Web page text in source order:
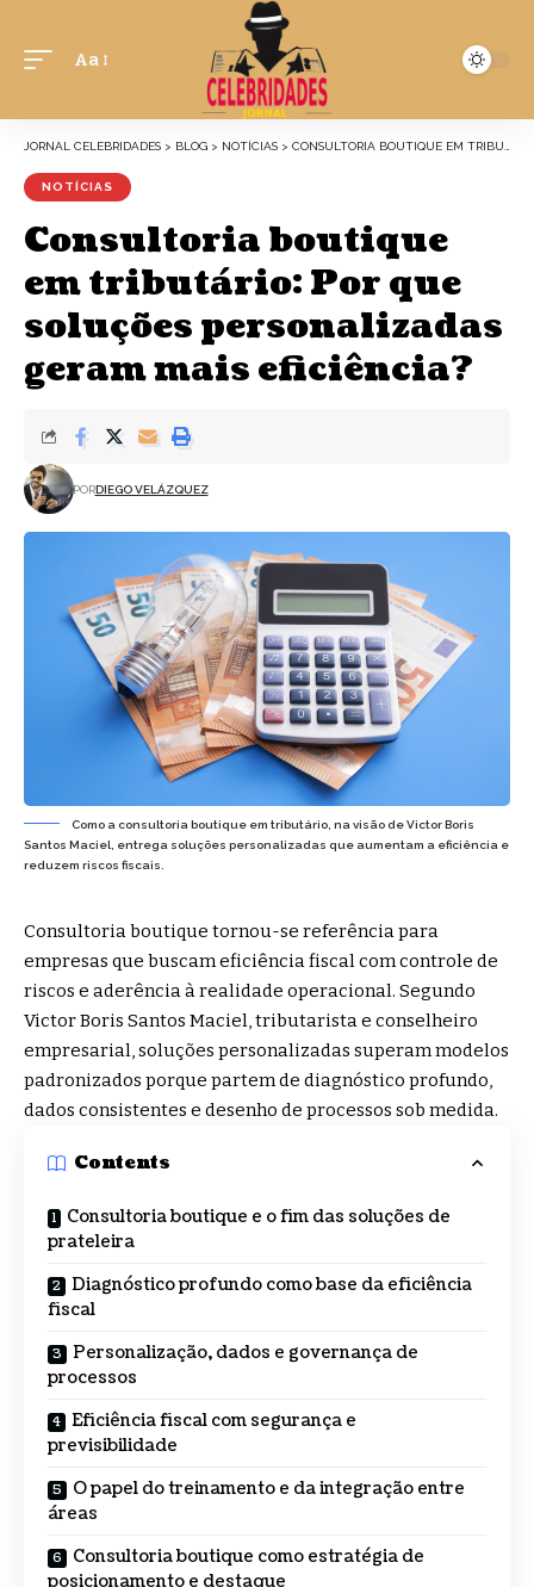
Aa
JORNAL CELEBRIDADES > BLOG > NOTÍCIAS > CONSULTORIA BOUTIQUE EM TRIBUTÁRIO: POR QUE SOLUÇÕES PERSONALIZADAS GERAM MAIS EFICIÊNCIA?
NOTÍCIAS
Consultoria boutique
em tributário: Por que
soluções personalizadas
geram mais eficiência?
PORDIEGO VELÁZQUEZ
Como a consultoria boutique em tributário, na visão de Victor Boris
Santos Maciel, entrega soluções personalizadas que aumentam a eficiência e
reduzem riscos fiscais.
Consultoria boutique tornou-se referência para
empresas que buscam eficiência fiscal com controle de
riscos e aderência à realidade operacional. Segundo
Victor Boris Santos Maciel, tributarista e conselheiro
empresarial, soluções personalizadas superam modelos
padronizados porque partem de diagnóstico profundo,
dados consistentes e desenho de processos sob medida.
Contents
Consultoria boutique e o fim das soluções de
prateleira
Diagnóstico profundo como base da eficiência
fiscal
Personalização, dados e governança de
processos
Eficiência fiscal com segurança e
previsibilidade
O papel do treinamento e da integração entre
áreas
Consultoria boutique como estratégia de
posicionamento e destaque